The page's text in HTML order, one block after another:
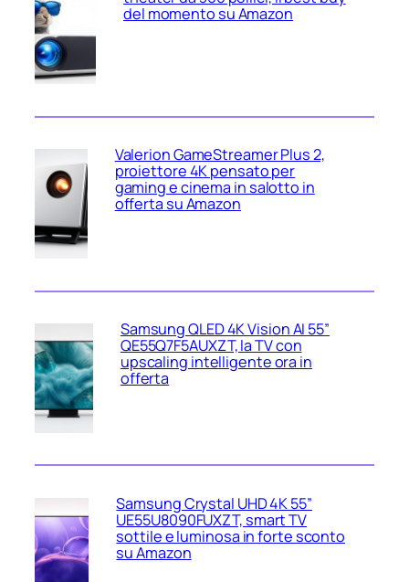
del momento su Amazon
Valerion GameStreamer Plus 2,
proiettore 4K pensato per
gaming e cinema in salotto in
offerta su Amazon
Samsung QLED 4K Vision AI 55”
QE55Q7F5AUXZT, la TV con
upscaling intelligente ora in
offerta
Samsung Crystal UHD 4K 55”
UE55U8090FUXZT, smart TV
sottile e luminosa in forte sconto
su Amazon